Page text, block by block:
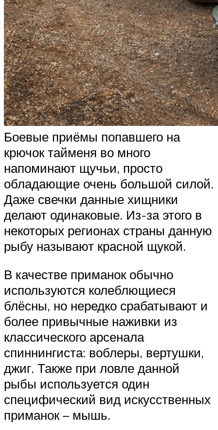
Боевые приёмы попавшего на
крючок тайменя во много
напоминают щучьи, просто
обладающие очень большой силой.
Даже свечки данные хищники
делают одинаковые. Из-за этого в
некоторых регионах страны данную
рыбу называют красной щукой.
В качестве приманок обычно
используются колеблющиеся
блёсны, но нередко срабатывают и
более привычные наживки из
классического арсенала
спиннингиста: воблеры, вертушки,
джиг. Также при ловле данной
рыбы используется один
специфический вид искусственных
приманок – мышь.